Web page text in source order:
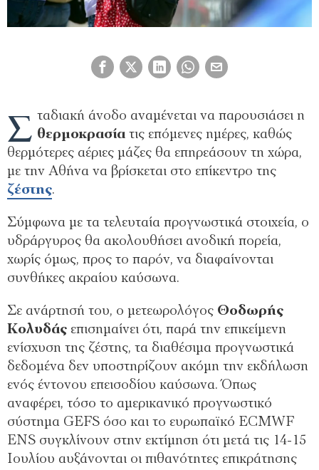
Σ ταδιακή άνοδο αναμένεται να παρουσιάσει η
θερμοκρασίατις επόμενες ημέρες, καθώς
θερμότερες αέριες μάζες θα επηρεάσουν τη χώρα,
με την Αθήνα να βρίσκεται στο επίκεντρο της
ζέστης.
Σύμφωνα με τα τελευταία προγνωστικά στοιχεία, ο
υδράργυρος θα ακολουθήσει ανοδική πορεία,
χωρίς όμως, προς το παρόν, να διαφαίνονται
συνθήκες ακραίου καύσωνα.
Σε ανάρτησή του, ο μετεωρολόγος Θοδωρής
Κολυδάς επισημαίνει ότι, παρά την επικείμενη
ενίσχυση της ζέστης, τα διαθέσιμα προγνωστικά
δεδομένα δεν υποστηρίζουν ακόμη την εκδήλωση
ενός έντονου επεισοδίου καύσωνα. Όπως
αναφέρει, τόσο το αμερικανικό προγνωστικό
σύστημα GEFS όσο και το ευρωπαϊκό ECMWF
ENS συγκλίνουν στην εκτίμηση ότι μετά τις 14-15
Ιουλίου αυξάνονται οι πιθανότητες επικράτησης